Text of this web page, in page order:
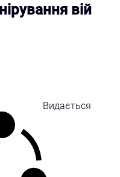
вій
Видається